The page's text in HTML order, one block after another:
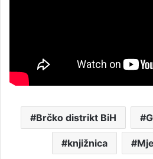
Brčko distrikt BiH
knjižnica